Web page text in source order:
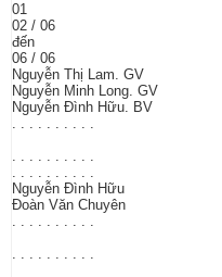
01
02 / 06
đến
06 / 06
Nguyễn Thị Lam. GV
Nguyễn Minh Long. GV
Nguyễn Đình Hữu. BV
. . . . . . . . . .
. . . . . . . . . .
. . . . . . . . . .
Nguyễn Đình Hữu
Đoàn Văn Chuyên
. . . . . . . . . .
. . . . . . . . . .